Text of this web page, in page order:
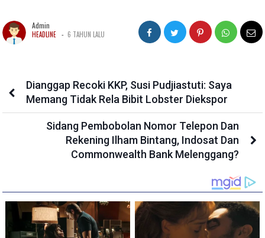
Admin
HEADLINE - 6 TAHUN LALU
Dianggap Recoki KKP, Susi Pudjiastuti: Saya
Memang Tidak Rela Bibit Lobster Diekspor
Sidang Pembobolan Nomor Telepon Dan
Rekening Ilham Bintang, Indosat Dan
Commonwealth Bank Melenggang?